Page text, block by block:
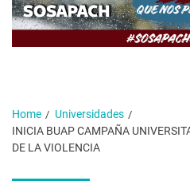
Home
Universidades
INICIA BUAP CAMPAÑA
DE LA VIOLENCIA